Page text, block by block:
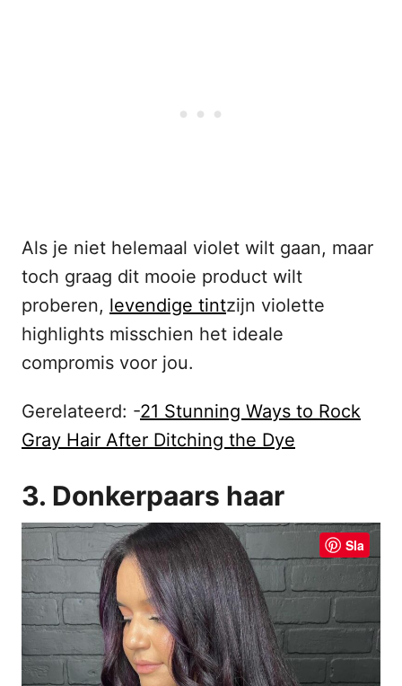
Als je niet helemaal violet wilt gaan, maar
toch graag dit mooie product wilt
proberen, levendige tintzijn violette
highlights misschien het ideale
compromis voor jou.
Gerelateerd: -21 Stunning Ways to Rock
Gray Hair After Ditching the Dye
3. Donkerpaars haar
Sla